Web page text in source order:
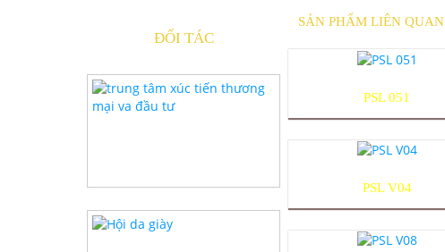
ĐỐI TÁC
SẢN PHẨM LIÊN QUAN
PSL 051
PSL V04